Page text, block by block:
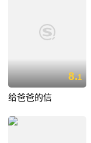
8.1
给爸爸的信